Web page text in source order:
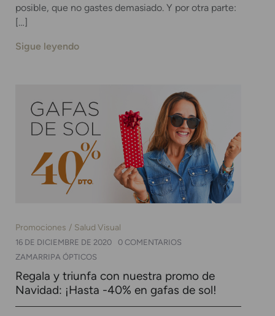
posible, que no gastes demasiado. Y por otra parte:
[…]
Sigue leyendo
Promociones Salud Visual
16 DE DICIEMBRE DE 2020
0 COMENTARIOS
ZAMARRIPA ÓPTICOS
Regala y triunfa con nuestra promo de
Navidad: ¡Hasta -40% en gafas de sol!